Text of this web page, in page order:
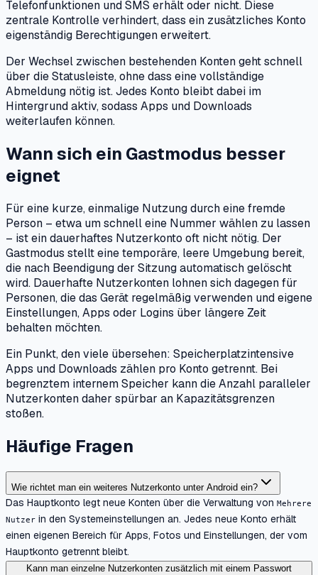
Telefonfunktionen und SMS erhält oder nicht. Diese
zentrale Kontrolle verhindert, dass ein zusätzliches Konto
eigenständig Berechtigungen erweitert.
Der Wechsel zwischen bestehenden Konten geht schnell
über die Statusleiste, ohne dass eine vollständige
Abmeldung nötig ist. Jedes Konto bleibt dabei im
Hintergrund aktiv, sodass Apps und Downloads
weiterlaufen können.
Wann sich ein Gastmodus besser
eignet
Für eine kurze, einmalige Nutzung durch eine fremde
Person – etwa um schnell eine Nummer wählen zu lassen
– ist ein dauerhaftes Nutzerkonto oft nicht nötig. Der
Gastmodus stellt eine temporäre, leere Umgebung bereit,
die nach Beendigung der Sitzung automatisch gelöscht
wird. Dauerhafte Nutzerkonten lohnen sich dagegen für
Personen, die das Gerät regelmäßig verwenden und eigene
Einstellungen, Apps oder Logins über längere Zeit
behalten möchten.
Ein Punkt, den viele übersehen: Speicherplatzintensive
Apps und Downloads zählen pro Konto getrennt. Bei
begrenztem internem Speicher kann die Anzahl paralleler
Nutzerkonten daher spürbar an Kapazitätsgrenzen
stoßen.
Häufige Fragen
Wie richtet man ein weiteres Nutzerkonto unter Android ein?
Das Hauptkonto legt neue Konten über die Verwaltung von Mehrere
Nutzer in den Systemeinstellungen an. Jedes neue Konto erhält
einen eigenen Bereich für Apps, Fotos und Einstellungen, der vom
Hauptkonto getrennt bleibt.
Kann man einzelne Nutzerkonten zusätzlich mit einem Passwort